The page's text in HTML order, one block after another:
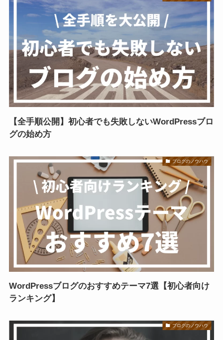
【全手順公開】初心者でも失敗しないWordPressブロ
グの始め方
ブログのノウハウ
WordPressブログのおすすめテーマ7選【初心者向け
ランキング】
ブログのノウハウ